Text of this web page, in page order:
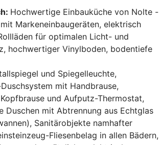
Hochwertige Einbauküche von Nolte -
Markeneinbaugeräten, elektrisch
für optimalen Licht- und
hochwertiger Vinylboden, bodentiefe
und Spiegelleuchte,
mit Handbrause,
und Aufputz-Thermostat,
Duschen mit Abtrennung aus Echtglas
Sanitärobjekte namhafter
Fliesenbelag in allen Bädern,